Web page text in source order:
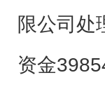
限公司处
资金